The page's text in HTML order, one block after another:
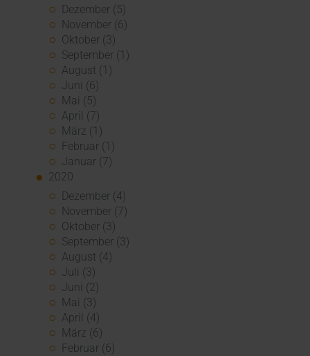
Dezember (5)
November (6)
Oktober (3)
September (1)
August (1)
Juni (6)
Mai (5)
April (7)
März (1)
Februar (1)
Januar (7)
2020
Dezember (4)
November (7)
Oktober (3)
September (3)
August (4)
Juli (3)
Juni (2)
Mai (3)
April (4)
März (6)
Februar (6)